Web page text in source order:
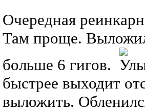
Очередная
Там проще. Выложил
больше 6 гигов.
быстрее выходит
выложить.